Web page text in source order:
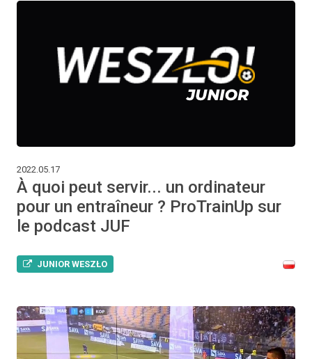
2022.05.17
À quoi peut servir... un ordinateur
pour un entraîneur ? ProTrainUp sur
le podcast JUF
JUNIOR WESZŁO